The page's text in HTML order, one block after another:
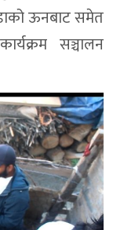
ऊनबाट समेत
सञ्चालन